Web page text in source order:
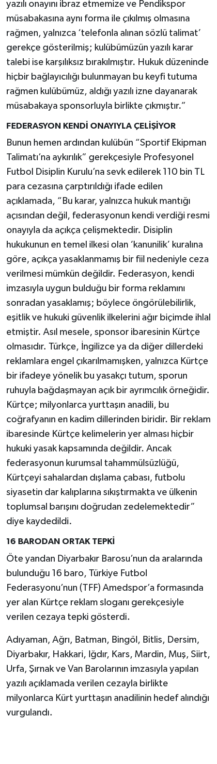
yazılı onayını ibraz etmemize ve Pendikspor
müsabakasına aynı forma ile çıkılmış olmasına
rağmen, yalnızca ‘telefonla alınan sözlü talimat’
gerekçe gösterilmiş; kulübümüzün yazılı karar
talebi ise karşılıksız bırakılmıştır. Hukuk düzeninde
hiçbir bağlayıcılığı bulunmayan bu keyfi tutuma
rağmen kulübümüz, aldığı yazılı izne dayanarak
müsabakaya sponsorluyla birlikte çıkmıştır.”
FEDERASYON KENDİ ONAYIYLA ÇELİŞİYOR
Bunun hemen ardından kulübün “Sportif Ekipman
Talimatı’na aykırılık” gerekçesiyle Profesyonel
Futbol Disiplin Kurulu’na sevk edilerek 110 bin TL
para cezasına çarptırıldığı ifade edilen
açıklamada, “Bu karar, yalnızca hukuk mantığı
açısından değil, federasyonun kendi verdiği resmi
onayıyla da açıkça çelişmektedir. Disiplin
hukukunun en temel ilkesi olan ‘kanunilik’ kuralına
göre, açıkça yasaklanmamış bir fiil nedeniyle ceza
verilmesi mümkün değildir. Federasyon, kendi
imzasıyla uygun bulduğu bir forma reklamını
sonradan yasaklamış; böylece öngörülebilirlik,
eşitlik ve hukuki güvenlik ilkelerini ağır biçimde ihlal
etmiştir. Asıl mesele, sponsor ibaresinin Kürtçe
olmasıdır. Türkçe, İngilizce ya da diğer dillerdeki
reklamlara engel çıkarılmamışken, yalnızca Kürtçe
bir ifadeye yönelik bu yasakçı tutum, sporun
ruhuyla bağdaşmayan açık bir ayrımcılık örneğidir.
Kürtçe; milyonlarca yurttaşın anadili, bu
coğrafyanın en kadim dillerinden biridir. Bir reklam
ibaresinde Kürtçe kelimelerin yer alması hiçbir
hukuki yasak kapsamında değildir. Ancak
federasyonun kurumsal tahammülsüzlüğü,
Kürtçeyi sahalardan dışlama çabası, futbolu
siyasetin dar kalıplarına sıkıştırmakta ve ülkenin
toplumsal barışını doğrudan zedelemektedir”
diye kaydedildi.
16 BARODAN ORTAK TEPKİ
Öte yandan Diyarbakır Barosu’nun da aralarında
bulunduğu 16 baro, Türkiye Futbol
Federasyonu’nun (TFF) Amedspor’a formasında
yer alan Kürtçe reklam sloganı gerekçesiyle
verilen cezaya tepki gösterdi.
Adıyaman, Ağrı, Batman, Bingöl, Bitlis, Dersim,
Diyarbakır, Hakkari, Iğdır, Kars, Mardin, Muş, Siirt,
Urfa, Şırnak ve Van Barolarının imzasıyla yapılan
yazılı açıklamada verilen cezayla birlikte
milyonlarca Kürt yurttaşın anadilinin hedef alındığı
vurgulandı.